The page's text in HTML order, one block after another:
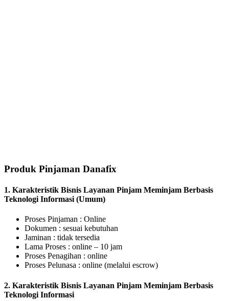
Produk Pinjaman Danafix
1. Karakteristik Bisnis Layanan Pinjam Meminjam Berbasis
Teknologi Informasi (Umum)
Proses Pinjaman : Online
Dokumen : sesuai kebutuhan
Jaminan : tidak tersedia
Lama Proses : online – 10 jam
Proses Penagihan : online
Proses Pelunasa : online (melalui escrow)
2. Karakteristik Bisnis Layanan Pinjam Meminjam Berbasis
Teknologi Informasi